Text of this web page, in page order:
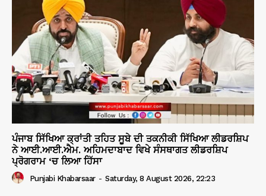
ਪੰਜਾਬ ਸਿੱਖਿਆ ਕ੍ਰਾਂਤੀ ਤਹਿਤ ਸੂਬੇ ਦੀ ਤਕਨੀਕੀ ਸਿੱਖਿਆ ਲੀਡਰਸ਼ਿਪ
ਨੇ ਆਈ.ਆਈ.ਐਮ. ਅਹਿਮਦਾਬਾਦ ਵਿਖੇ ਸੰਸਥਾਗਤ ਲੀਡਰਸ਼ਿਪ
ਪ੍ਰੋਗਰਾਮ ‘ਚ ਲਿਆ ਹਿੱਸਾ
Punjabi Khabarsaar - Saturday, 8 August 2026, 22:23